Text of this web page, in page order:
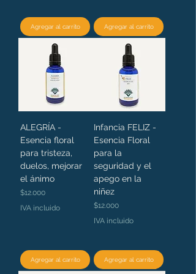
Agregar al carrito Agregar al carrito
ALEGRÍA -
Esencia floral
para tristeza,
duelos, mejorar
el ánimo
Precio
$12.000
IVA incluido
Agregar al carrito
Infancia FELIZ -
Esencia Floral
para la
seguridad y el
apego en la
niñez
Precio
$12.000
IVA incluido
Agregar al carrito